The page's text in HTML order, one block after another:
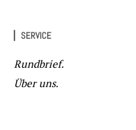
▏SERVICE
Rundbrief.
Über uns.